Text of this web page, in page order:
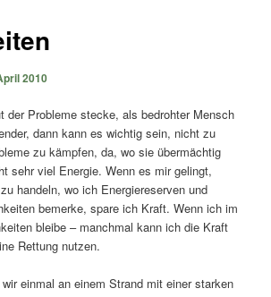
2010
der Probleme stecke, als bedrohter Mensch
dann kann es wichtig sein, nicht zu
zu kämpfen, da, wo sie übermächtig
sehr viel Energie. Wenn es mir gelingt,
handeln, wo ich Energiereserven und
bemerke, spare ich Kraft. Wenn ich im
bleibe – manchmal kann ich die Kraft
Rettung nutzen.
einmal an einem Strand mit einer starken